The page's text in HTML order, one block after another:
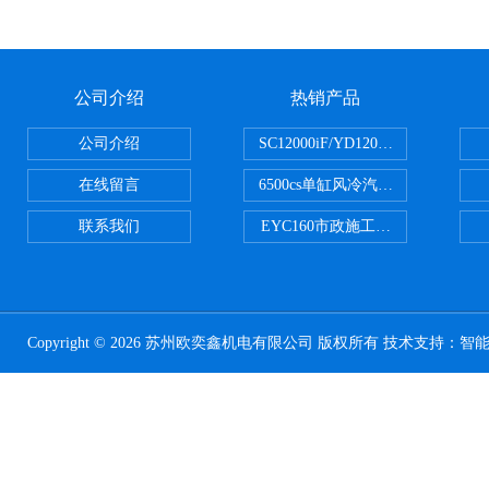
公司介绍
公司介绍
在线留言
联系我们
热销产品
SC12000iF/YD12000大疆T30用
6500cs单缸风冷汽油发电机小型
EYC160市政施工用路面切割机配
Copyright © 2026 苏州欧奕鑫机电有限公司 版权所有 技术支持： 智